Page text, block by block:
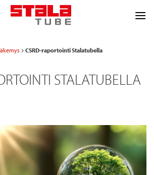
CSRD-raportointi Stalatubella
STALATUBELLA